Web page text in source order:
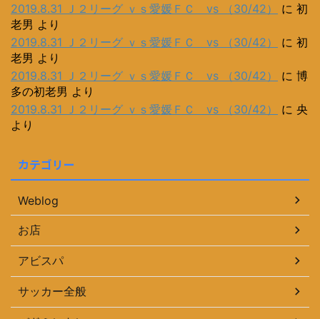
2019.8.31 Ｊ２リーグ ｖｓ愛媛ＦＣ vs （30/42）
に 初
老男 より
2019.8.31 Ｊ２リーグ ｖｓ愛媛ＦＣ vs （30/42）
に 初
老男 より
2019.8.31 Ｊ２リーグ ｖｓ愛媛ＦＣ vs （30/42）
に 博
多の初老男 より
2019.8.31 Ｊ２リーグ ｖｓ愛媛ＦＣ vs （30/42）
に 央
より
カテゴリー
Weblog
お店
アビスパ
サッカー全般